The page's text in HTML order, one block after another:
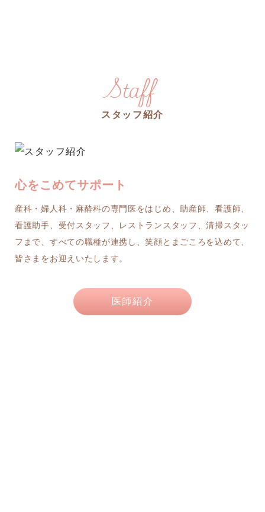
Staff
スタッフ紹介
心をこめてサポート
産科・婦人科・麻酔科の専門医をはじめ、助産師、看護師、
看護助手、受付スタッフ、レストランスタッフ、清掃スタッ
フまで、すべての職種が連携し、笑顔とまごころを込めて、
皆さまをお迎えいたします。
医師紹介